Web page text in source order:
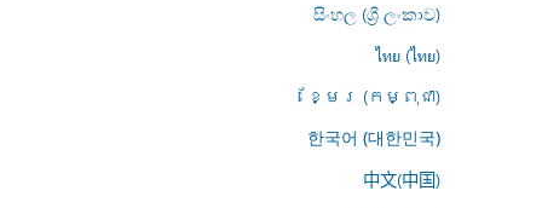
සිංහල (ශ්‍රී ලංකාව)
ไทย (ไทย)
ខ្មែរ (កម្ពុជា)
한국어 (대한민국)
中文(中国)